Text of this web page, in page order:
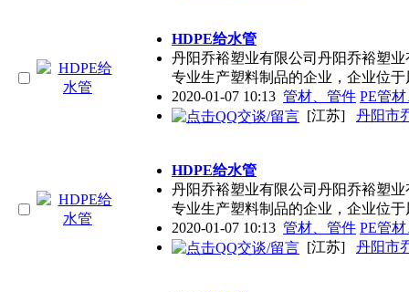
HDPE给水管
丹阳乔裕塑业有限公司丹阳乔裕塑
专业生产塑料制品的企业，企业位于
2020-01-07 10:13 管材、管件 PE管
[江苏]
丹阳市
HDPE给水管
丹阳乔裕塑业有限公司丹阳乔裕塑
专业生产塑料制品的企业，企业位于
2020-01-07 10:13 管材、管件 PE管
[江苏]
丹阳市